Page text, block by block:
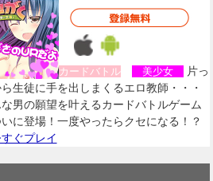
カードバトル 美少女
片っ
生徒に手を出しまくるエロ教師・・・
男の願望を叶えるカードバトルゲーム
に登場！一度やったらクセになる！？
ぐプレイ